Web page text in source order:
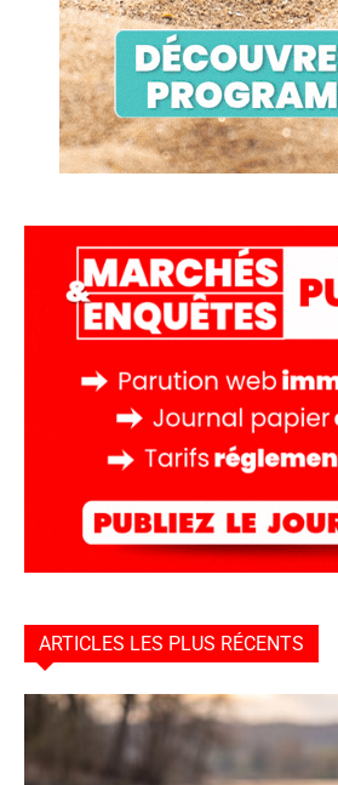
ARTICLES LES PLUS RÉCENTS